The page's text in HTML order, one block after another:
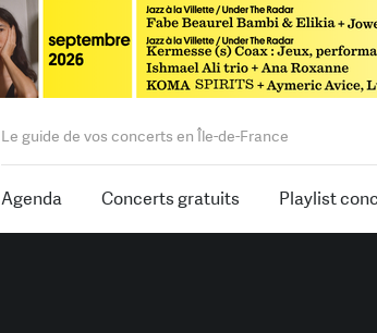
Le guide de vos concerts en Île-de-France
Agenda Concerts gratuits Playlist